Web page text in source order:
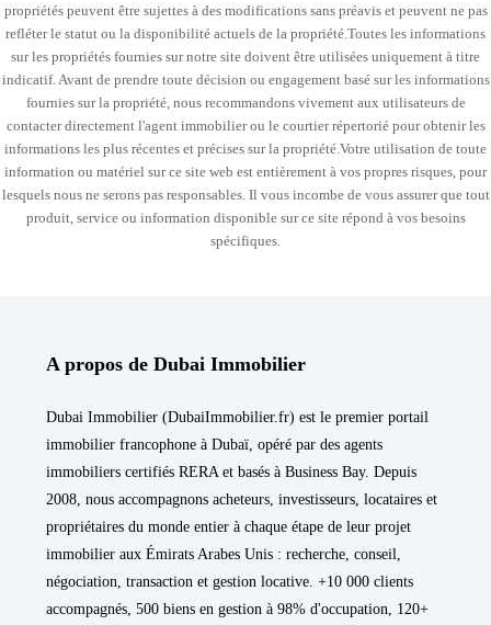
propriétés peuvent être sujettes à des modifications sans préavis et peuvent ne pas
refléter le statut ou la disponibilité actuels de la propriété.Toutes les informations
sur les propriétés fournies sur notre site doivent être utilisées uniquement à titre
indicatif. Avant de prendre toute décision ou engagement basé sur les informations
fournies sur la propriété, nous recommandons vivement aux utilisateurs de
contacter directement l'agent immobilier ou le courtier répertorié pour obtenir les
informations les plus récentes et précises sur la propriété.Votre utilisation de toute
information ou matériel sur ce site web est entièrement à vos propres risques, pour
lesquels nous ne serons pas responsables. Il vous incombe de vous assurer que tout
produit, service ou information disponible sur ce site répond à vos besoins
spécifiques.
A propos de Dubai Immobilier
Dubai Immobilier (DubaiImmobilier.fr) est le premier portail
immobilier francophone à Dubaï, opéré par des agents
immobiliers certifiés RERA et basés à Business Bay. Depuis
2008, nous accompagnons acheteurs, investisseurs, locataires et
propriétaires du monde entier à chaque étape de leur projet
immobilier aux Émirats Arabes Unis : recherche, conseil,
négociation, transaction et gestion locative. +10 000 clients
accompagnés, 500 biens en gestion à 98% d'occupation, 120+